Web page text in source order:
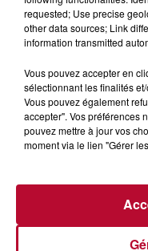
NÎMES : « LE
LES ARÈNES CES
requested; Use precise
other data sources; Link
information transmitted
Vous pouvez accepter en
sélectionnant les finalités
Vous pouvez également
accepter". Vos préférences
pouvez mettre à jour vos
moment via le lien "Gérer